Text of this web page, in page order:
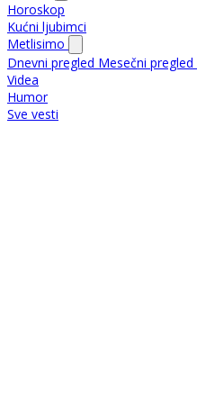
Horoskop
Kućni ljubimci
Metlisimo
Dnevni pregled Mesečni pregled
Videa
Humor
Sve vesti